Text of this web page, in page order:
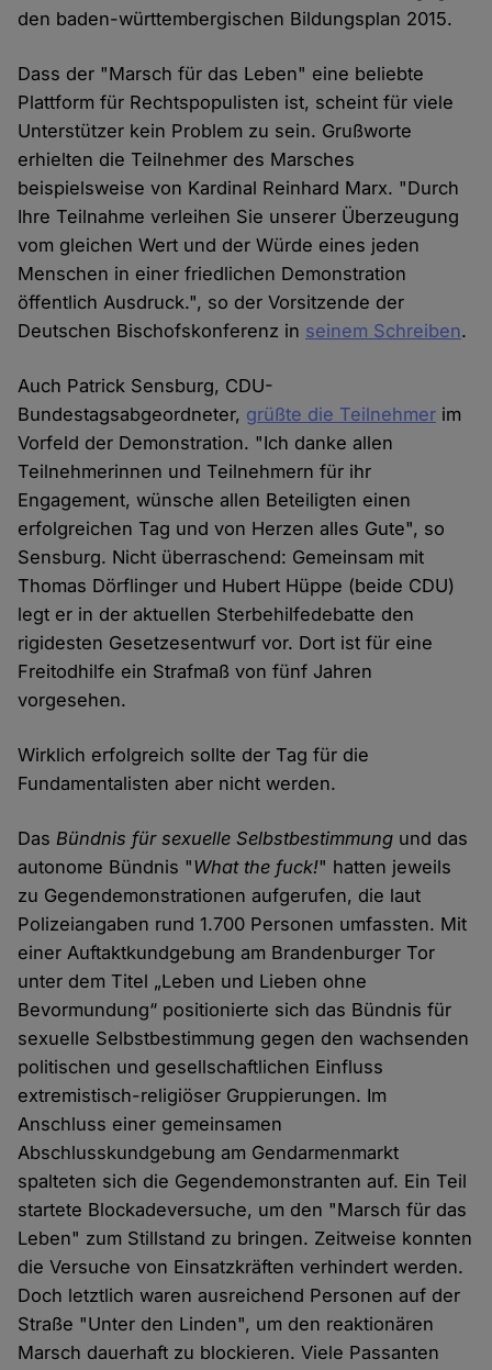
den baden-württembergischen Bildungsplan 2015.
Dass der "Marsch für das Leben" eine beliebte
Plattform für Rechtspopulisten ist, scheint für viele
Unterstützer kein Problem zu sein. Grußworte
erhielten die Teilnehmer des Marsches
beispielsweise von Kardinal Reinhard Marx. "Durch
Ihre Teilnahme verleihen Sie unserer Überzeugung
vom gleichen Wert und der Würde eines jeden
Menschen in einer friedlichen Demonstration
öffentlich Ausdruck.", so der Vorsitzende der
Deutschen Bischofskonferenz in seinem Schreiben.
Auch Patrick Sensburg, CDU-
Bundestagsabgeordneter, grüßte die Teilnehmer im
Vorfeld der Demonstration. "Ich danke allen
Teilnehmerinnen und Teilnehmern für ihr
Engagement, wünsche allen Beteiligten einen
erfolgreichen Tag und von Herzen alles Gute", so
Sensburg. Nicht überraschend: Gemeinsam mit
Thomas Dörflinger und Hubert Hüppe (beide CDU)
legt er in der aktuellen Sterbehilfedebatte den
rigidesten Gesetzesentwurf vor. Dort ist für eine
Freitodhilfe ein Strafmaß von fünf Jahren
vorgesehen.
Wirklich erfolgreich sollte der Tag für die
Fundamentalisten aber nicht werden.
DasBündnis für sexuelle Selbstbestimmung und das
autonome Bündnis "What the fuck!" hatten jeweils
zu Gegendemonstrationen aufgerufen, die laut
Polizeiangaben rund 1.700 Personen umfassten. Mit
einer Auftaktkundgebung am Brandenburger Tor
unter dem Titel „Leben und Lieben ohne
Bevormundung“ positionierte sich das Bündnis für
sexuelle Selbstbestimmung gegen den wachsenden
politischen und gesellschaftlichen Einfluss
extremistisch-religiöser Gruppierungen. Im
Anschluss einer gemeinsamen
Abschlusskundgebung am Gendarmenmarkt
spalteten sich die Gegendemonstranten auf. Ein Teil
startete Blockadeversuche, um den "Marsch für das
Leben" zum Stillstand zu bringen. Zeitweise konnten
die Versuche von Einsatzkräften verhindert werden.
Doch letztlich waren ausreichend Personen auf der
Straße "Unter den Linden", um den reaktionären
Marsch dauerhaft zu blockieren. Viele Passanten